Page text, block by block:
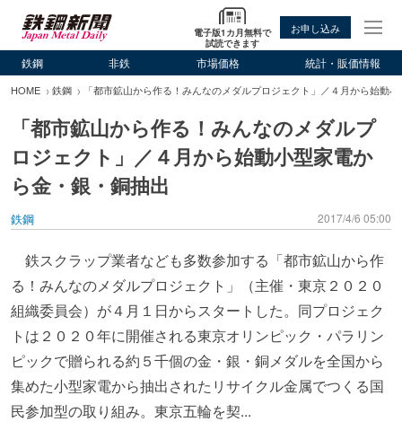
電子版1カ月無料で
試読できます
お申し込み
鉄鋼 非鉄 市場価格 統計・販価情報
HOME 鉄鋼 「都市鉱山から作る！みんなのメダルプロジェクト」／４月から始動
「都市鉱山から作る！みんなのメダルプ
ロジェクト」／４月から始動小型家電か
ら金・銀・銅抽出
鉄鋼 2017/4/6 05:00
鉄スクラップ業者なども多数参加する「都市鉱山から作
る！みんなのメダルプロジェクト」（主催・東京２０２０
組織委員会）が４月１日からスタートした。同プロジェク
トは２０２０年に開催される東京オリンピック・パラリン
ピックで贈られる約５千個の金・銀・銅メダルを全国から
集めた小型家電から抽出されたリサイクル金属でつくる国
民参加型の取り組み。東京五輪を契...